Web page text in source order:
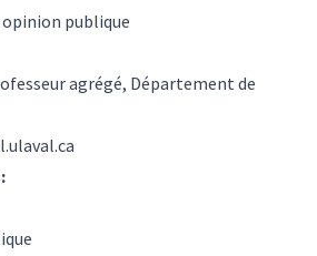
publique
agrégé, Département de